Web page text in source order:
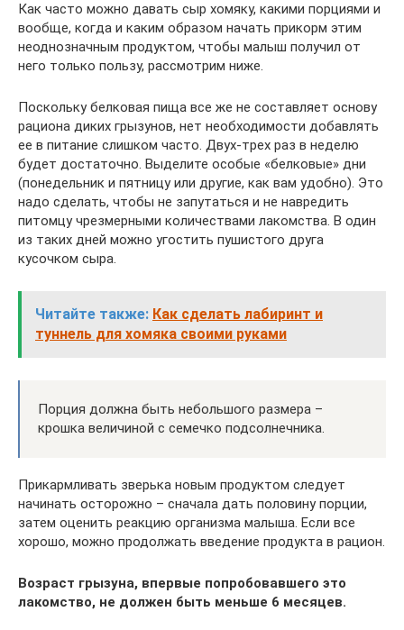
Как часто можно давать сыр хомяку, какими порциями и
вообще, когда и каким образом начать прикорм этим
неоднозначным продуктом, чтобы малыш получил от
него только пользу, рассмотрим ниже.
Поскольку белковая пища все же не составляет основу
рациона диких грызунов, нет необходимости добавлять
ее в питание слишком часто. Двух-трех раз в неделю
будет достаточно. Выделите особые «белковые» дни
(понедельник и пятницу или другие, как вам удобно). Это
надо сделать, чтобы не запутаться и не навредить
питомцу чрезмерными количествами лакомства. В один
из таких дней можно угостить пушистого друга
кусочком сыра.
Читайте также: Как сделать лабиринт и
туннель для хомяка своими руками
Порция должна быть небольшого размера –
крошка величиной с семечко подсолнечника.
Прикармливать зверька новым продуктом следует
начинать осторожно – сначала дать половину порции,
затем оценить реакцию организма малыша. Если все
хорошо, можно продолжать введение продукта в рацион.
Возраст грызуна, впервые попробовавшего это
лакомство, не должен быть меньше 6 месяцев.